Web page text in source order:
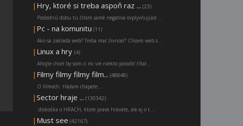
| Hry, ktoré si treba aspoň raz ... (23)
Poslednú dobu tu čítam samé negatíva ovplyvňujúce ...
| Pc - na komunitu (11)
Ako sa zakladá web? Treba mať živnosť? Chcem web s...
| Linux a hry (4)
Ahojte chcel by som ci mi vie niekto poradiť čítal...
| Filmy filmy filmy film... (48848)
O filmoch. Hádam chápete....
| Sector hraje ... (130342)
:diskoška o HRACH, ktore prave hravate, ale aj o t...
| Must see (42167)